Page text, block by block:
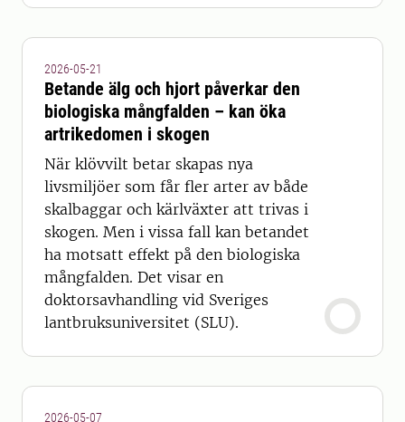
2026-05-21
Betande älg och hjort påverkar den
biologiska mångfalden – kan öka
artrikedomen i skogen
När klövvilt betar skapas nya
livsmiljöer som får fler arter av både
skalbaggar och kärlväxter att trivas i
skogen. Men i vissa fall kan betandet
ha motsatt effekt på den biologiska
mångfalden. Det visar en
doktorsavhandling vid Sveriges
lantbruksuniversitet (SLU).
2026-05-07